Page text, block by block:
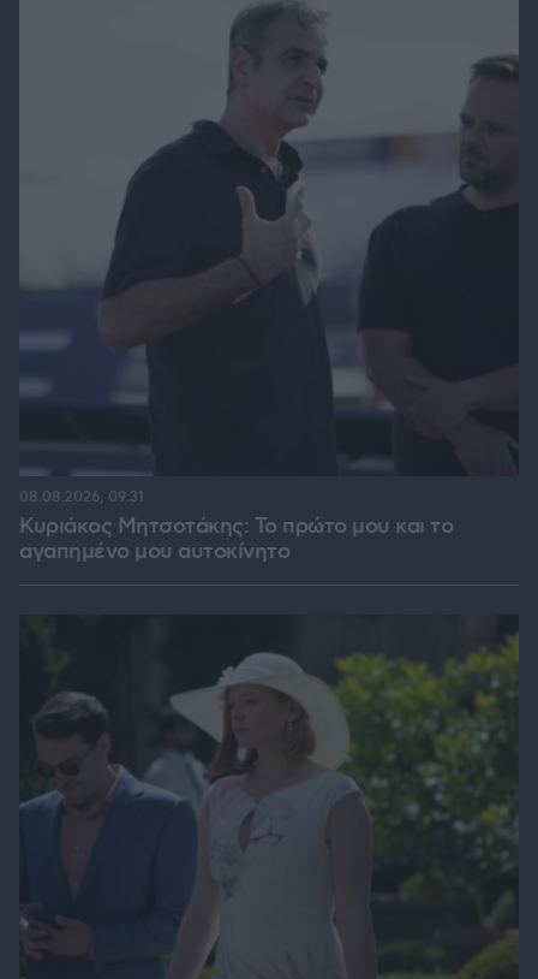
Κυριάκος Μητσοτάκης: Το πρώτο μου και το
αγαπημένο μου αυτοκίνητο
08.08.2026, 09:31